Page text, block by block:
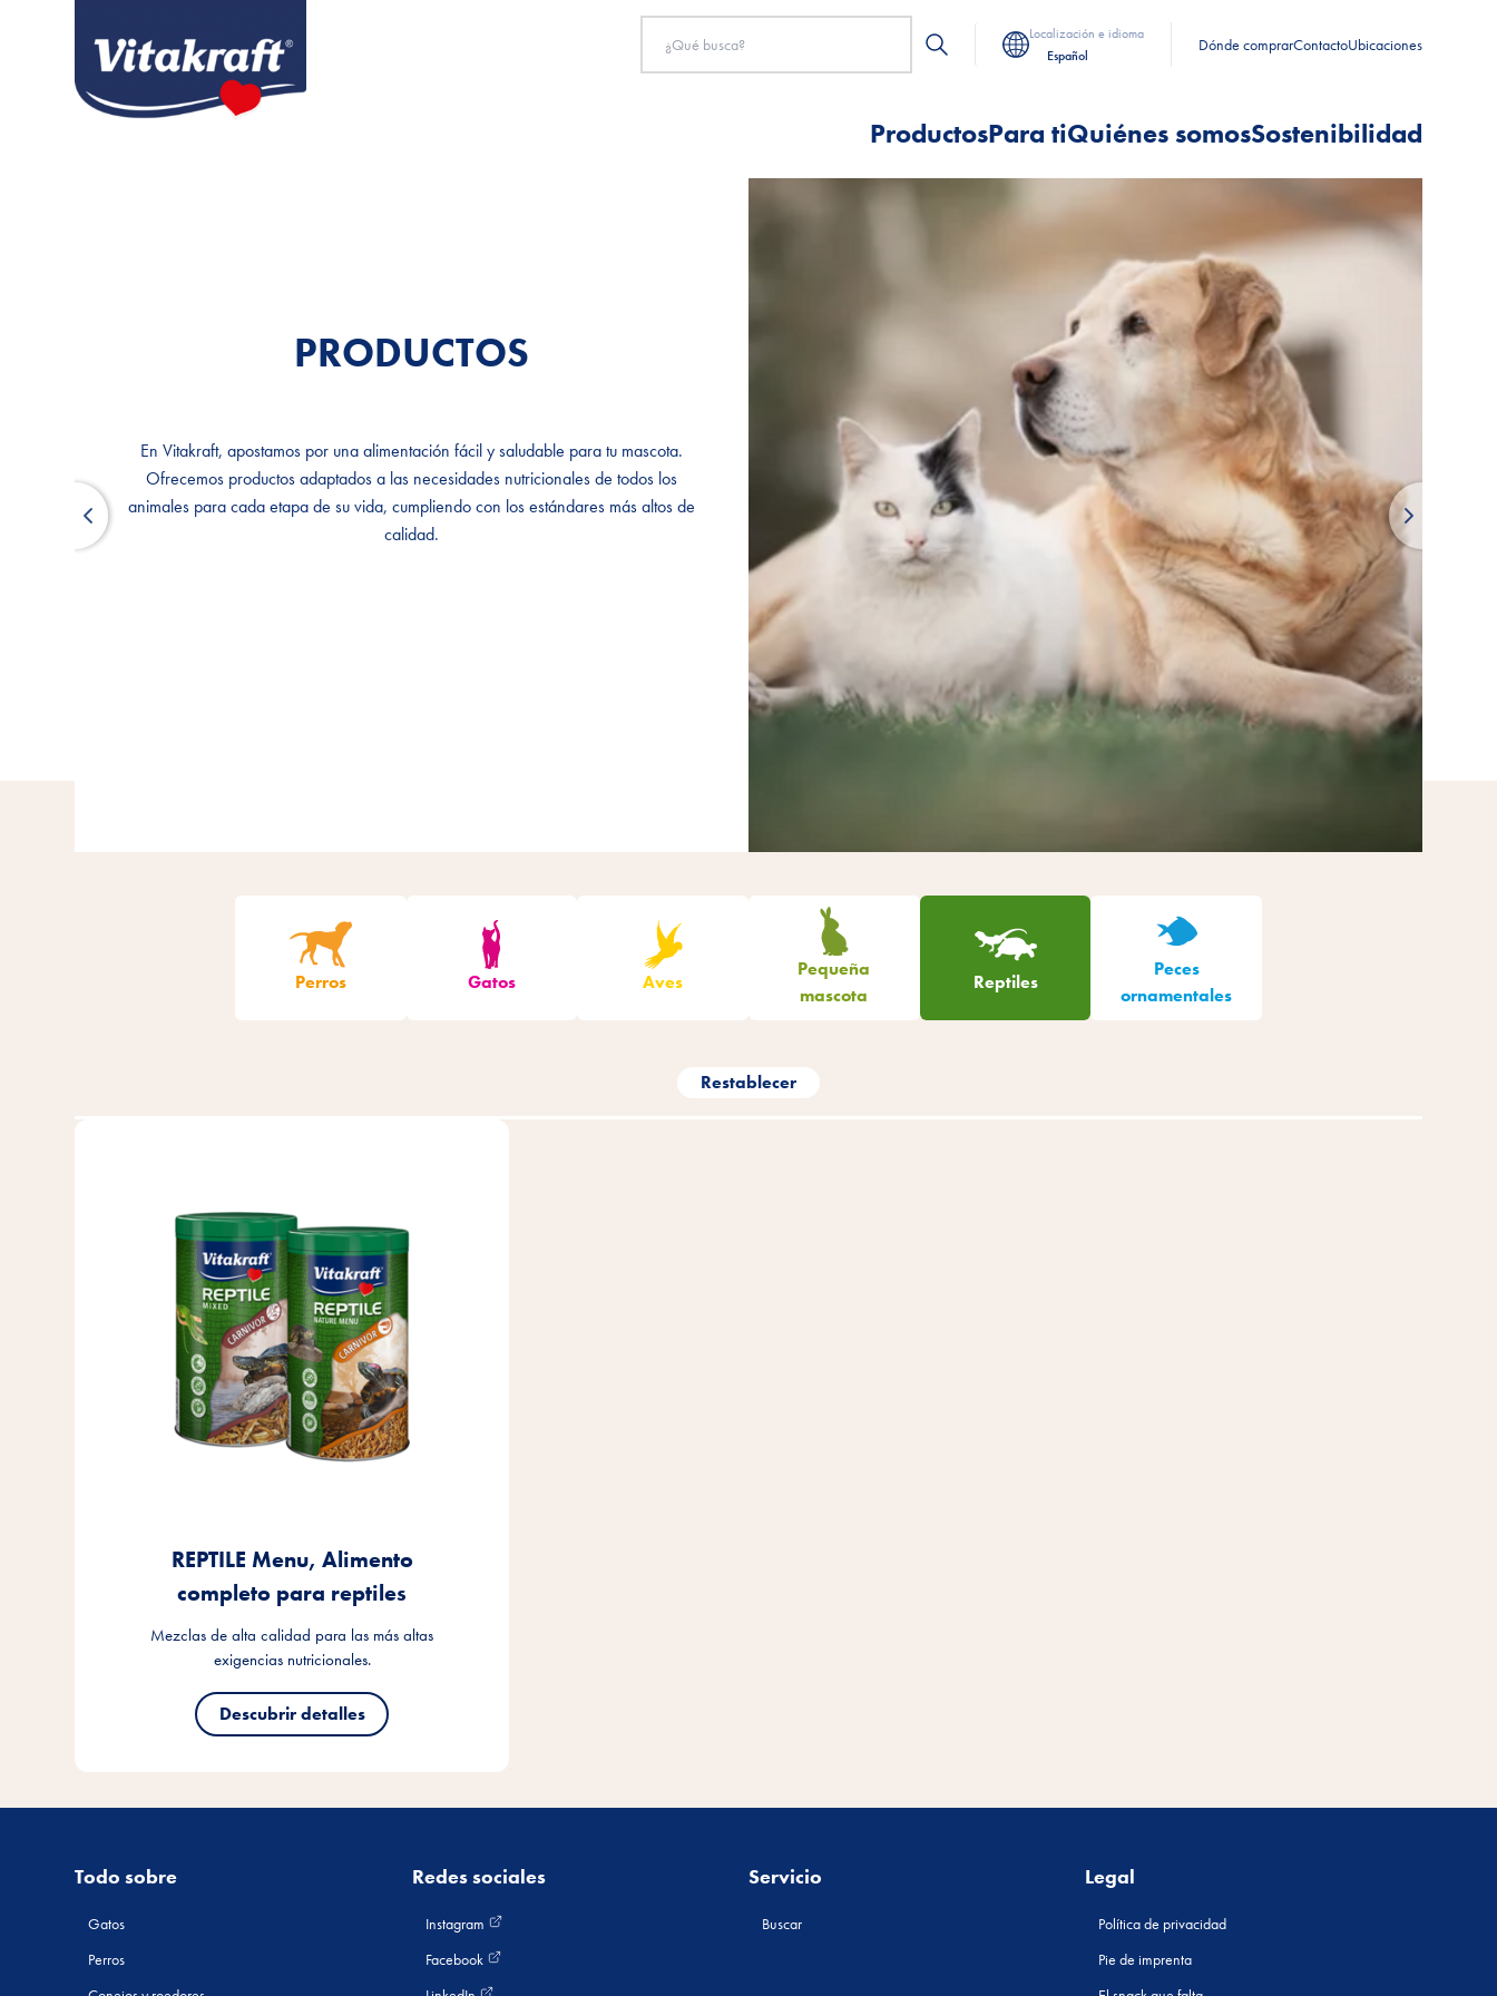
Localización e idioma
Español
Dónde comprarContactoUbicaciones
ProductosPara tiQuiénes somosSostenibilidad
PRODUCTOS
En Vitakraft, apostamos por una alimentación fácil y saludable para tu mascota.
Ofrecemos productos adaptados a las necesidades nutricionales de todos los
animales para cada etapa de su vida, cumpliendo con los estándares más altos de
calidad.
PRODUCTOS
En Vitakraft, apostamos por una alimentación fácil y saludable para tu mascota.
Ofrecemos productos adaptados a las necesidades nutricionales de todos los
animales para cada etapa de su vida, cumpliendo con los estándares más altos de
calidad.
Perros Gatos Aves
Pequeña
mascota
Reptiles
Peces
ornamentales
Restablecer
Todo sobre
Gatos
Perros
Redes sociales
Instagram
Facebook
Servicio
Buscar
Legal
Política de privacidad
Pie de imprenta